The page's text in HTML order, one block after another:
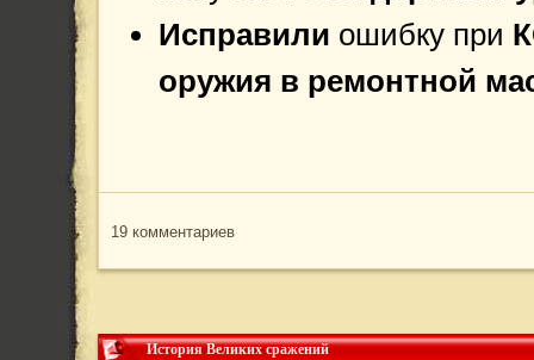
Исправили ошибку при
оружия в ремонтной
19 комментариев
История Великих сражений